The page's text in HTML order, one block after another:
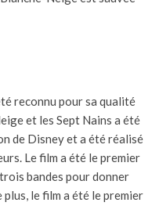
reconnu pour sa qualité
et les Sept Nains a été
de Disney et a été réalisé
Le film a été le premier
bandes pour donner
le film a été le premier